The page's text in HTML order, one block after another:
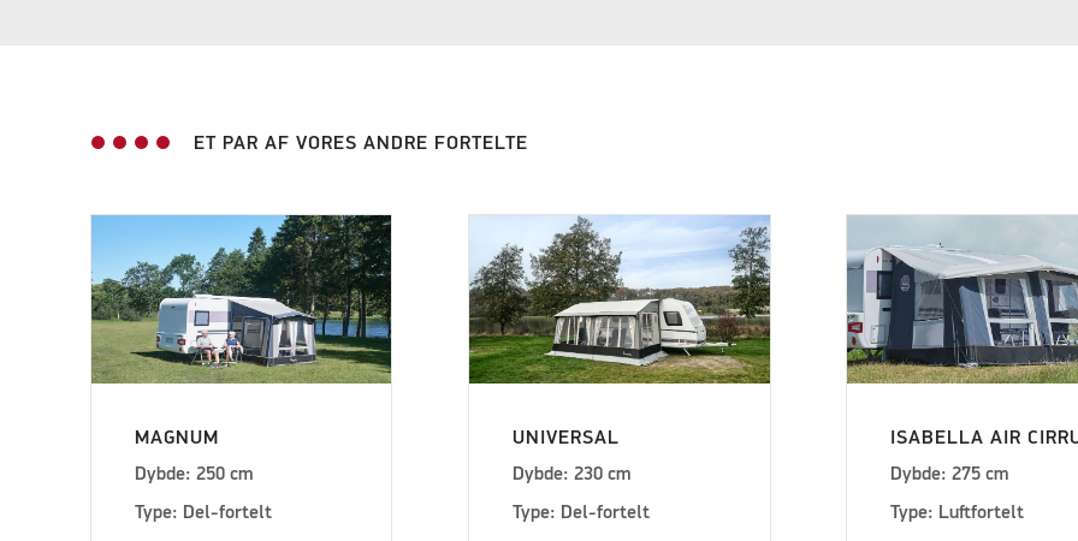
ET PAR AF VORES ANDRE FORTELTE
MAGNUM
Dybde: 250 cm
Type: Del-fortelt
UNIVERSAL
Dybde: 230 cm
Type: Del-fortelt
ISABELLA AIR
Dybde: 275 cm
Type: Luftfortelt